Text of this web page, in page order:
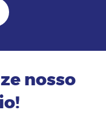
nosso